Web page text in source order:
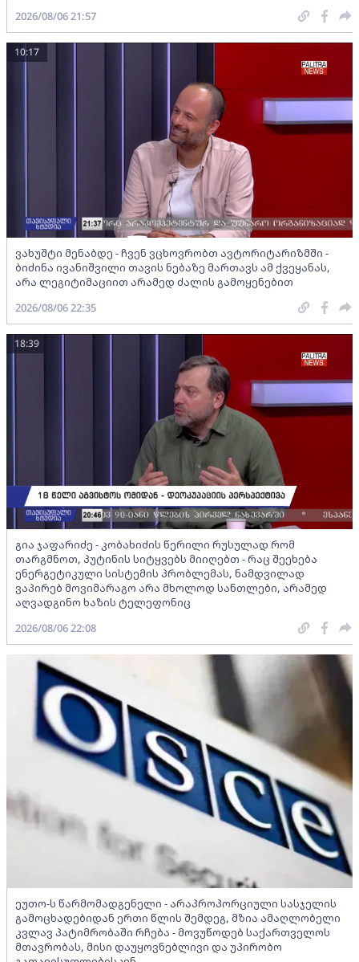
2026/08/06 21:57
ვახუშტი მენაბდე - ჩვენ ვცხოვრობთ ავტორიტარიზმში -
ბიძინა ივანიშვილი თავის ნებაზე მართავს ამ ქვეყანას,
არა ლეგიტიმაციით არამედ ძალის გამოყენებით
10:17
2026/08/06 22:35
გია ჯაფარიძე - კობახიძის წერილი რუსულად რომ
თარგმნოთ, პუტინის სიტყვებს მიიღებთ - რაც შეეხება
ენერგეტიკული სისტემის პრობლემას, ნამდვილად
ვაპირებ მოვიმარაგო არა მხოლოდ სანთლები, არამედ
აღვადგინო ხაზის ტელეფონიც
18:39
2026/08/06 22:08
ეუთო-ს წარმომადგენელი - არაპროპორციული სასჯელის
გამოცხადებიდან ერთი წლის შემდეგ, მზია ამაღლობელი
კვლავ პატიმრობაში რჩება - მოვუწოდებ საქართველოს
მთავრობას, მისი დაუყოვნებლივი და უპირობო